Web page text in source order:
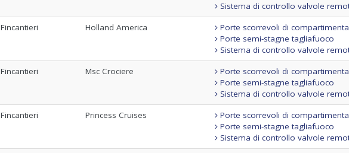
Sistema di controllo valvole
Fincantieri Holland America
Porte scorrevoli di
Porte semi-stagne tagliafuoco
Sistema di controllo valvole
Fincantieri Msc Crociere
Porte scorrevoli di
Porte semi-stagne tagliafuoco
Sistema di controllo valvole
Fincantieri Princess Cruises
Porte scorrevoli di
Porte semi-stagne tagliafuoco
Sistema di controllo valvole